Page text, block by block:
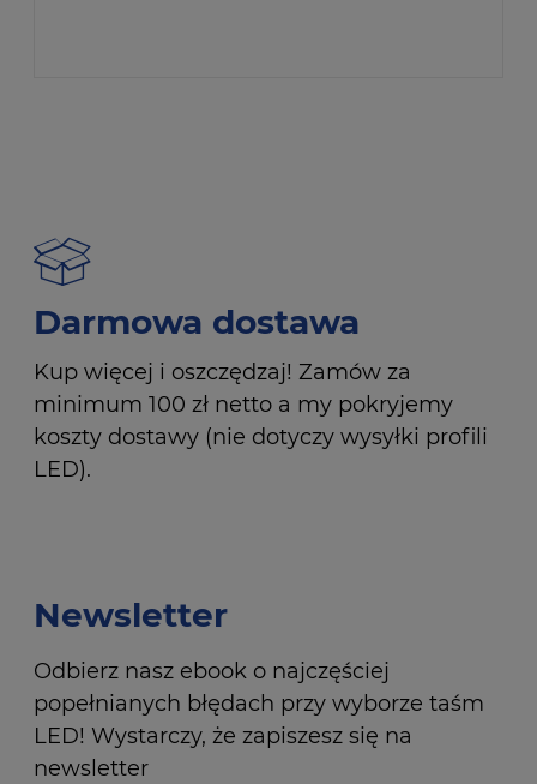
Darmowa dostawa
Kup więcej i oszczędzaj! Zamów za
minimum 100 zł netto a my pokryjemy
koszty dostawy (nie dotyczy wysyłki profili
LED).
Newsletter
Odbierz nasz ebook o najczęściej
popełnianych błędach przy wyborze taśm
LED! Wystarczy, że zapiszesz się na
newsletter